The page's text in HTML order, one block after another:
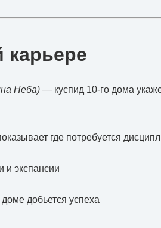
карьере
Неба) — куспид 10-го дома
где потребуется
и экспансии
добьется успеха